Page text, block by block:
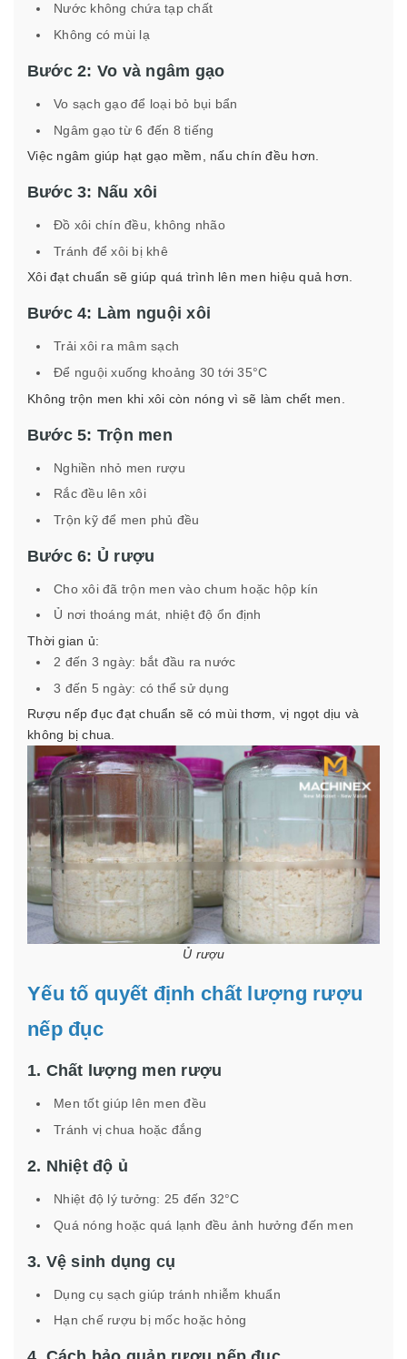
Nước không chứa tạp chất
Không có mùi lạ
Bước 2: Vo và ngâm gạo
Vo sạch gạo để loại bỏ bụi bẩn
Ngâm gạo từ 6 đến 8 tiếng
Việc ngâm giúp hạt gạo mềm, nấu chín đều hơn.
Bước 3: Nấu xôi
Đồ xôi chín đều, không nhão
Tránh để xôi bị khê
Xôi đạt chuẩn sẽ giúp quá trình lên men hiệu quả hơn.
Bước 4: Làm nguội xôi
Trải xôi ra mâm sạch
Để nguội xuống khoảng 30 tới 35°C
Không trộn men khi xôi còn nóng vì sẽ làm chết men.
Bước 5: Trộn men
Nghiền nhỏ men rượu
Rắc đều lên xôi
Trộn kỹ để men phủ đều
Bước 6: Ủ rượu
Cho xôi đã trộn men vào chum hoặc hộp kín
Ủ nơi thoáng mát, nhiệt độ ổn định
Thời gian ủ:
2 đến 3 ngày: bắt đầu ra nước
3 đến 5 ngày: có thể sử dụng
Rượu nếp đục đạt chuẩn sẽ có mùi thơm, vị ngọt dịu và
không bị chua.
Ủ rượu
Yếu tố quyết định chất lượng rượu
nếp đục
1. Chất lượng men rượu
Men tốt giúp lên men đều
Tránh vị chua hoặc đắng
2. Nhiệt độ ủ
Nhiệt độ lý tưởng: 25 đến 32°C
Quá nóng hoặc quá lạnh đều ảnh hưởng đến men
3. Vệ sinh dụng cụ
Dụng cụ sạch giúp tránh nhiễm khuẩn
Hạn chế rượu bị mốc hoặc hỏng